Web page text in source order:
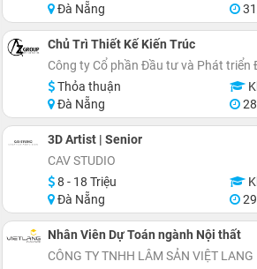
Đà Nẵng
Chủ Trì Thiết Kế Kiến Trúc
Công ty Cổ phần Đầu tư và Phát triển
Thỏa thuận
Đà Nẵng
3D Artist | Senior
CAV STUDIO
8 - 18 Triệu
Đà Nẵng
Nhân Viên Dự Toán ngành Nội thất
CÔNG TY TNHH LÂM SẢN VIỆT LANG